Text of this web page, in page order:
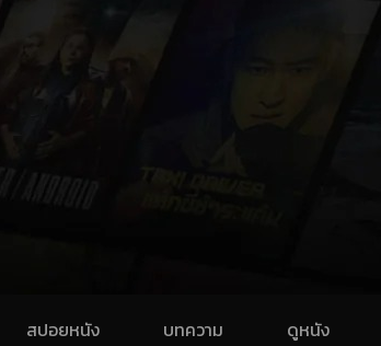
สปอยหนัง บทความ ดูหนัง